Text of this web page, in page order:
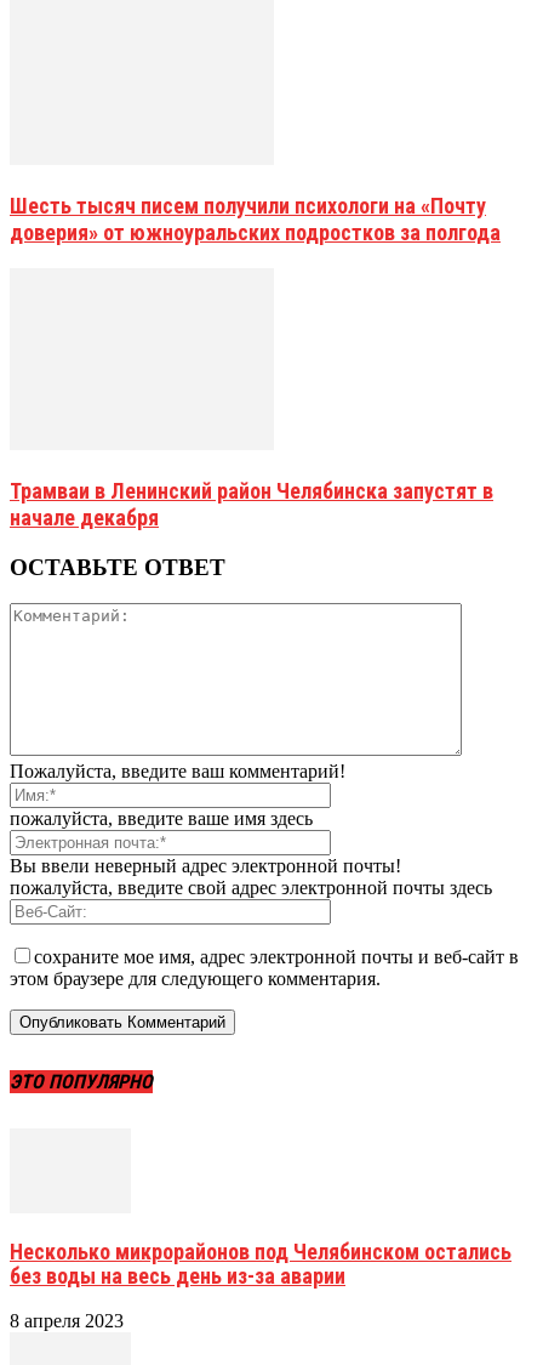
Шесть тысяч писем получили психологи на «Почту
доверия» от южноуральских подростков за полгода
Трамваи в Ленинский район Челябинска запустят в
начале декабря
ОСТАВЬТЕ ОТВЕТ
Пожалуйста, введите ваш комментарий!
пожалуйста, введите ваше имя здесь
Вы ввели неверный адрес электронной почты!
пожалуйста, введите свой адрес электронной почты здесь
сохраните мое имя, адрес электронной почты и веб-сайт в
этом браузере для следующего комментария.
ЭТО ПОПУЛЯРНО
Несколько микрорайонов под Челябинском остались
без воды на весь день из-за аварии
8 апреля 2023